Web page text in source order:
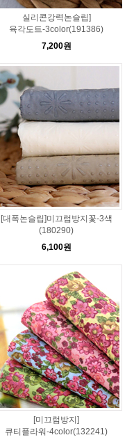
실리콘강력논슬립]
육각도트-3color(191386)
7,200원
[대폭논슬립]미끄럼방지꽃-3색
(180290)
6,100원
[미끄럼방지]
큐티플라워-4color(132241)